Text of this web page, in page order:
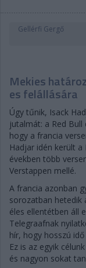
Gellérfi Gergő
Mekies
es felállására
Úgy tűnik, Isack
jutalmát: a Red
hogy a francia
Hadjar idén került
években több
Verstappen mellé.
A francia azonban
sorozatban hetedik
éles ellentétben áll
Telegraafnak
hír, hogy hosszú
Ez is az egyik
és nagyon sokat